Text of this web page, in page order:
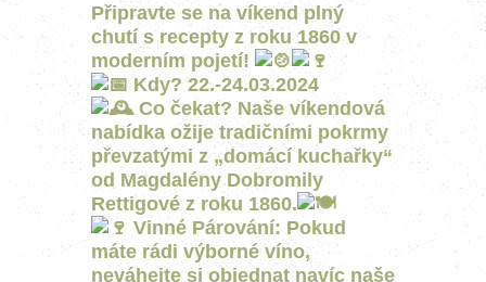
Připravte se na víkend plný
chutí s recepty z roku 1860 v
moderním pojetí!
Kdy? 22.-24.03.2024
Co čekat? Naše víkendová
nabídka ožije tradičními pokrmy
převzatými z „domácí kuchařky“
od Magdalény Dobromily
Rettigové z roku 1860.
Vinné Párování: Pokud
máte rádi výborné víno,
neváhejte si objednat navíc naše